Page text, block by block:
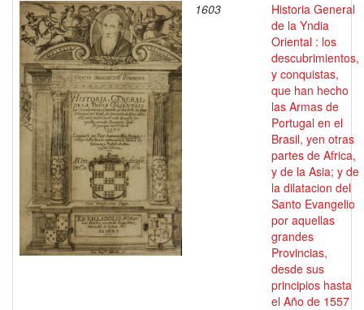
1603
Historia General
de la Yndia
Oriental : los
descubrimientos,
y conquistas,
que han hecho
las Armas de
Portugal en el
Brasil, yen otras
partes de Africa,
y de la Asia; y de
la dilatacion del
Santo Evangelio
por aquellas
grandes
Provincias,
desde sus
principios hasta
el Año de 1557